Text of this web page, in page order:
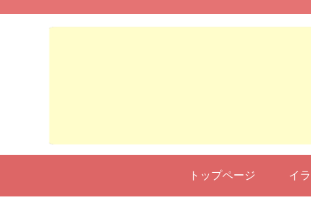
トップページ イ